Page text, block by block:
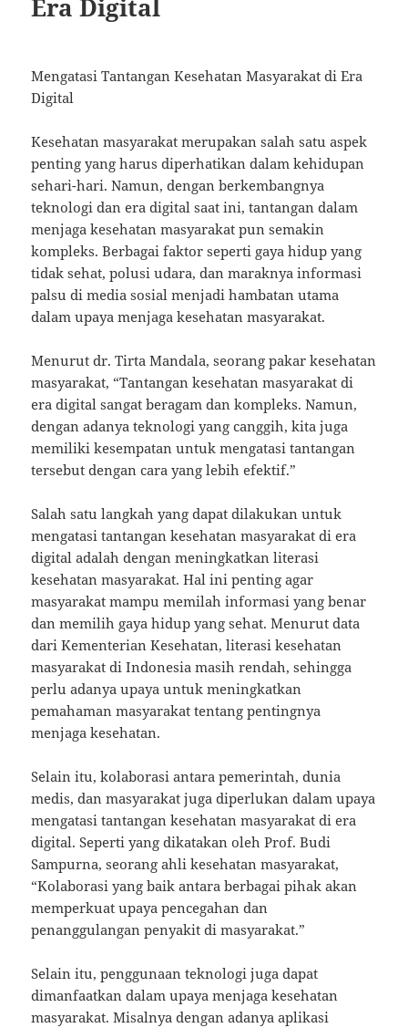
Era Digital
Mengatasi Tantangan Kesehatan Masyarakat di Era
Digital
Kesehatan masyarakat merupakan salah satu aspek
penting yang harus diperhatikan dalam kehidupan
sehari-hari. Namun, dengan berkembangnya
teknologi dan era digital saat ini, tantangan dalam
menjaga kesehatan masyarakat pun semakin
kompleks. Berbagai faktor seperti gaya hidup yang
tidak sehat, polusi udara, dan maraknya informasi
palsu di media sosial menjadi hambatan utama
dalam upaya menjaga kesehatan masyarakat.
Menurut dr. Tirta Mandala, seorang pakar kesehatan
masyarakat, “Tantangan kesehatan masyarakat di
era digital sangat beragam dan kompleks. Namun,
dengan adanya teknologi yang canggih, kita juga
memiliki kesempatan untuk mengatasi tantangan
tersebut dengan cara yang lebih efektif.”
Salah satu langkah yang dapat dilakukan untuk
mengatasi tantangan kesehatan masyarakat di era
digital adalah dengan meningkatkan literasi
kesehatan masyarakat. Hal ini penting agar
masyarakat mampu memilah informasi yang benar
dan memilih gaya hidup yang sehat. Menurut data
dari Kementerian Kesehatan, literasi kesehatan
masyarakat di Indonesia masih rendah, sehingga
perlu adanya upaya untuk meningkatkan
pemahaman masyarakat tentang pentingnya
menjaga kesehatan.
Selain itu, kolaborasi antara pemerintah, dunia
medis, dan masyarakat juga diperlukan dalam upaya
mengatasi tantangan kesehatan masyarakat di era
digital. Seperti yang dikatakan oleh Prof. Budi
Sampurna, seorang ahli kesehatan masyarakat,
“Kolaborasi yang baik antara berbagai pihak akan
memperkuat upaya pencegahan dan
penanggulangan penyakit di masyarakat.”
Selain itu, penggunaan teknologi juga dapat
dimanfaatkan dalam upaya menjaga kesehatan
masyarakat. Misalnya dengan adanya aplikasi